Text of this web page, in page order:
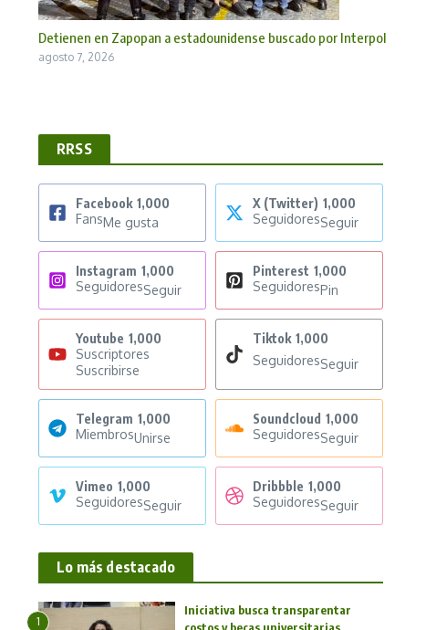
Detienen en Zapopan a estadounidense buscado por Interpol
agosto 7, 2026
RRSS
Facebook 1,000
FansMe gusta
X (Twitter) 1,000
SeguidoresSeguir
Instagram 1,000
SeguidoresSeguir
Pinterest 1,000
SeguidoresPin
Youtube 1,000
Suscriptores
Suscribirse
Tiktok 1,000
SeguidoresSeguir
Telegram 1,000
MiembrosUnirse
Soundcloud 1,000
SeguidoresSeguir
Vimeo 1,000
SeguidoresSeguir
Dribbble 1,000
SeguidoresSeguir
Lo más destacado
1
Iniciativa busca transparentar